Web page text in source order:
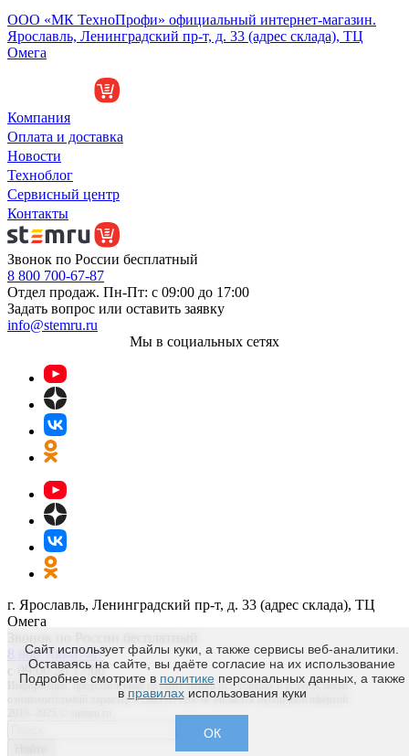
ООО «МК ТехноПрофи» официальный интернет-магазин.
Ярославль, Ленинградский пр-т, д. 33 (адрес склада), ТЦ
Омега
Компания
Оплата и доставка
Новости
Техноблог
Сервисный центр
Контакты
Звонок по России бесплатный
8 800 700-67-87
Отдел продаж. Пн-Пт: с 09:00 до 17:00
Задать вопрос или оставить заявку
info@stemru.ru
Мы в социальных сетях
г. Ярославль, Ленинградский пр-т, д. 33 (адрес склада), ТЦ
Омега
8 800 700-67-87
с 09:00 до 17:00
Информация, представленная на сайте stemru.ru о товарах и услугах носит
ознакомительный характер и сама по себе не является публичной офертой.
2019–2025 © stemru.ru
Сайт использует файлы куки, а также сервисы веб-аналитики.
Оставаясь на сайте, вы даёте согласие на их использование
Подробнее смотрите в политикеперсональных данных, а также
в правилахиспользования куки
ОК